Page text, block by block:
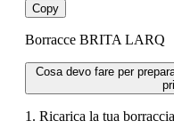
Copy
Borracce BRITA LARQ
Cosa devo fare per
1. Ricarica la tua borraccia